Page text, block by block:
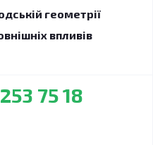
геометрії
впливів
75 18